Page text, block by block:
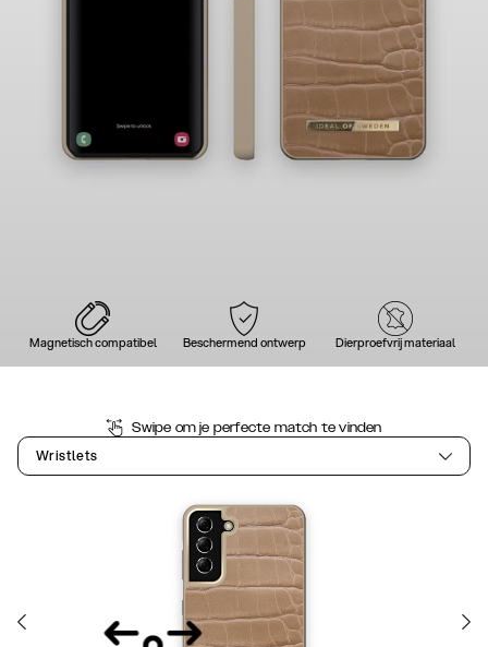
Magnetisch compatibel Beschermend ontwerp Dierproefvrij materiaal
Swipe om je perfecte match te vinden
Wristlets